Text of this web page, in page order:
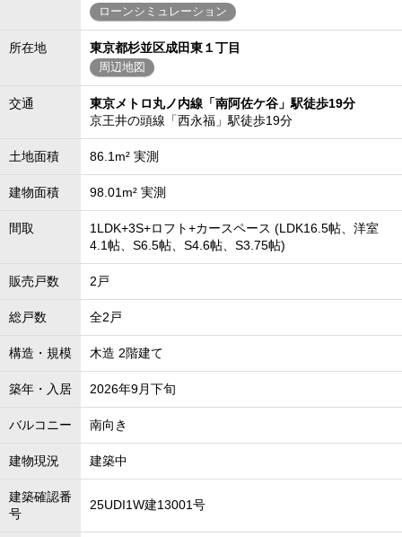
ローンシミュレーション
所在地 東京都杉並区成田東１丁目
周辺地図
交通
東京メトロ丸ノ内線「南阿佐ケ谷」駅徒歩19分
京王井の頭線「西永福」駅徒歩19分
土地面積 86.1m² 実測
建物面積 98.01m² 実測
間取
1LDK+3S+ロフト+カースペース (LDK16.5帖、洋室
4.1帖、S6.5帖、S4.6帖、S3.75帖)
販売戸数 2戸
総戸数 全2戸
構造・規模 木造 2階建て
築年・入居 2026年9月下旬
バルコニー 南向き
建物現況 建築中
建築確認番
号
25UDI1W建13001号